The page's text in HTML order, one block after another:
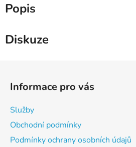
Popis
Diskuze
Informace pro vás
Služby
Obchodní podmínky
Podmínky ochrany osobních údajů